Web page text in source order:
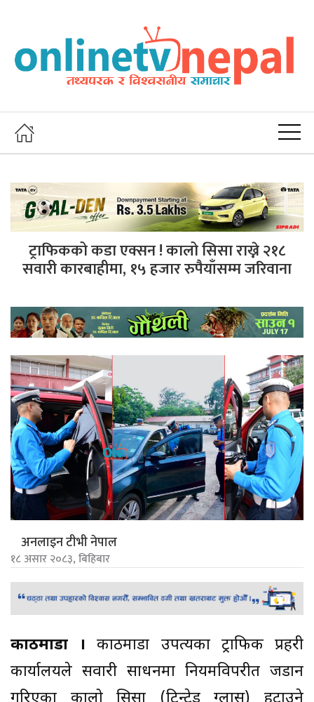
ट्राफिकको कडा एक्सन ! कालो सिसा राख्ने २१८
सवारी कारबाहीमा, १५ हजार रुपैयाँसम्म जरिवाना
अनलाइन टीभी नेपाल
१८ असार २०८३, बिहिबार
काठमाडौं । काठमाडौँ उपत्यका ट्राफिक प्रहरी
कार्यालयले सवारी साधनमा नियमविपरीत जडान